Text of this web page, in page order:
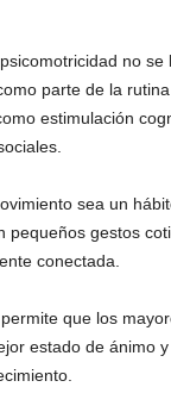
no se
parte de la
estimulación
sea un
pequeños gestos
conectada.
que los
estado de ánimo